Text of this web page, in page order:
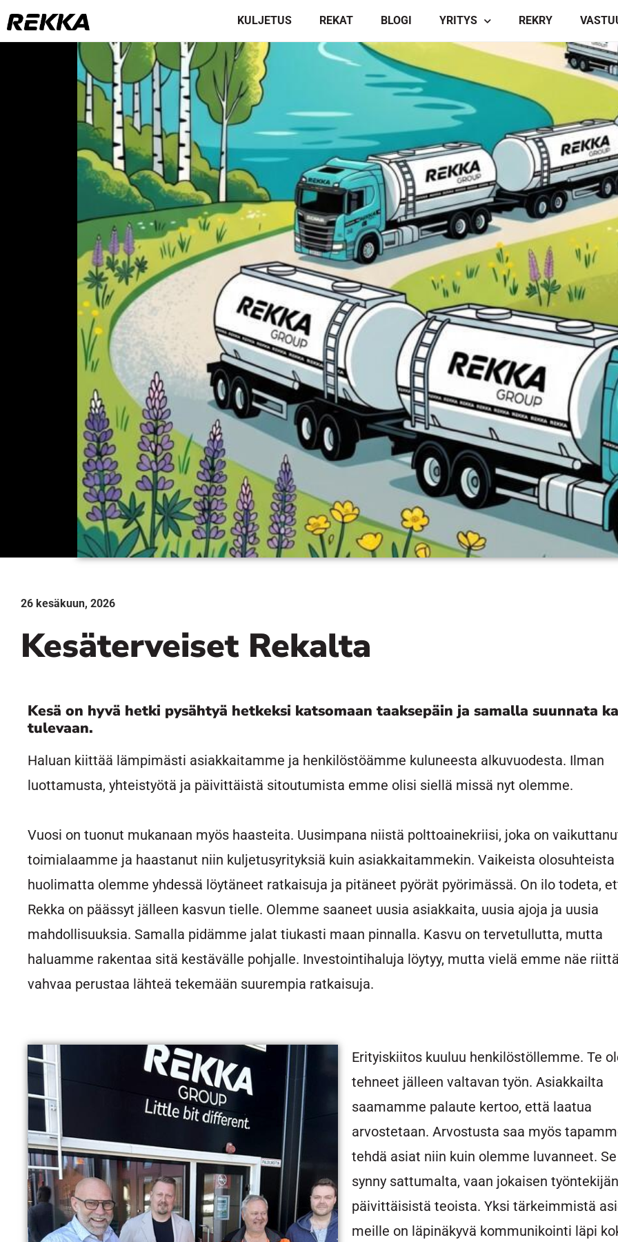
KULJETUS REKAT BLOGI YRITYS REKRY
26 kesäkuun, 2026
Kesäterveiset Rekalta
Kesä on hyvä hetki pysähtyä hetkeksi katsomaan taaksepäin ja samalla suunnata
tulevaan.
Haluan kiittää lämpimästi asiakkaitamme ja henkilöstöämme kuluneesta alkuvuodesta. Ilman
luottamusta, yhteistyötä ja päivittäistä sitoutumista emme olisi siellä missä nyt olemme.
Vuosi on tuonut mukanaan myös haasteita. Uusimpana niistä polttoainekriisi, joka on
toimialaamme ja haastanut niin kuljetusyrityksiä kuin asiakkaitammekin. Vaikeista olosuhteista
huolimatta olemme yhdessä löytäneet ratkaisuja ja pitäneet pyörät pyörimässä. On ilo todeta,
Rekka on päässyt jälleen kasvun tielle. Olemme saaneet uusia asiakkaita, uusia ajoja ja uusia
mahdollisuuksia. Samalla pidämme jalat tiukasti maan pinnalla. Kasvu on tervetullutta, mutta
haluamme rakentaa sitä kestävälle pohjalle. Investointihaluja löytyy, mutta vielä emme näe
vahvaa perustaa lähteä tekemään suurempia ratkaisuja.
Erityiskiitos kuuluu henkilöstöllemme. Te
tehneet jälleen valtavan työn. Asiakkailta
saamamme palaute kertoo, että laatua
arvostetaan. Arvostusta saa myös
tehdä asiat niin kuin olemme luvanneet.
synny sattumalta, vaan jokaisen työntekijän
päivittäisistä teoista. Yksi tärkeimmistä
meille on läpinäkyvä kommunikointi läpi